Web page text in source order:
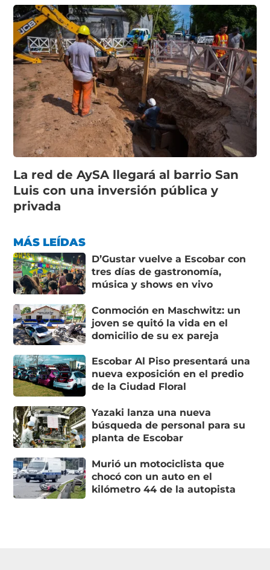
La red de AySA llegará al barrio San
Luis con una inversión pública y
privada
MÁS LEÍDAS
D’Gustar vuelve a Escobar con
tres días de gastronomía,
música y shows en vivo
Conmoción en Maschwitz: un
joven se quitó la vida en el
domicilio de su ex pareja
Escobar Al Piso presentará una
nueva exposición en el predio
de la Ciudad Floral
Yazaki lanza una nueva
búsqueda de personal para su
planta de Escobar
Murió un motociclista que
chocó con un auto en el
kilómetro 44 de la autopista